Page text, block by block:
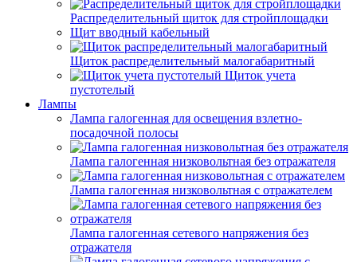
Распределительный щиток для стройплощадки
Щит вводный кабельный
Щиток распределительный малогабаритный
Щиток учета
пустотелый
Лампы
Лампа галогенная для освещения взлетно-
посадочной полосы
Лампа галогенная низковольтная без отражателя
Лампа галогенная низковольтная с отражателем
Лампа галогенная сетевого напряжения без
отражателя